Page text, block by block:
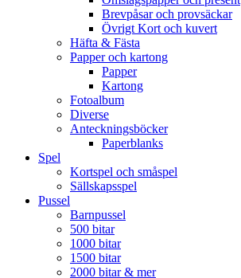
Brevpåsar och provsäckar
Övrigt Kort och kuvert
Häfta & Fästa
Papper och kartong
Papper
Kartong
Fotoalbum
Diverse
Anteckningsböcker
Paperblanks
Spel
Kortspel och småspel
Sällskapsspel
Pussel
Barnpussel
500 bitar
1000 bitar
1500 bitar
2000 bitar & mer